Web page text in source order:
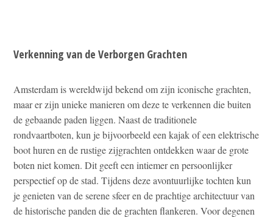
Verkenning van de Verborgen Grachten
Amsterdam is wereldwijd bekend om zijn iconische grachten,
maar er zijn unieke manieren om deze te verkennen die buiten
de gebaande paden liggen. Naast de traditionele
rondvaartboten, kun je bijvoorbeeld een kajak of een elektrische
boot huren en de rustige zijgrachten ontdekken waar de grote
boten niet komen. Dit geeft een intiemer en persoonlijker
perspectief op de stad. Tijdens deze avontuurlijke tochten kun
je genieten van de serene sfeer en de prachtige architectuur van
de historische panden die de grachten flankeren. Voor degenen